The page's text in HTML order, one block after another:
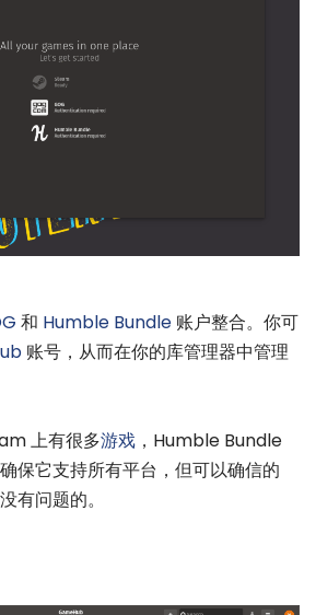
和 Humble Bundle 账户整合。你可
账号，从而在你的库管理器中管理
上有很多游戏 ，Humble Bundle
保它支持所有平台，但可以确信的
有问题的。